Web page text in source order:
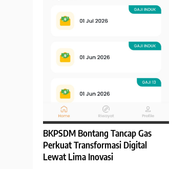
BKPSDM Bontang Tancap Gas
Perkuat Transformasi Digital
Lewat Lima Inovasi